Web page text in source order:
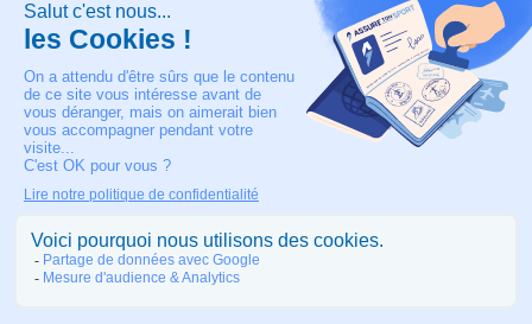
Contatti
Rischi dell'evento
Nota legale
IL NOSTRO CONTATTO
+33 4 90 63 34 07
Assistenza medica 24/7